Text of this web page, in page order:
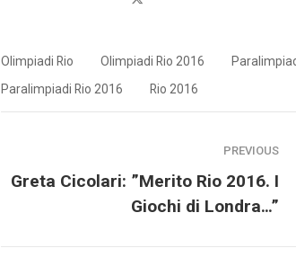
Olimpiadi Rio Olimpiadi Rio 2016
Paralimpiadi Rio 2016
Rio 2016
PREVIOUS
Greta Cicolari: ”Merito Rio 2016. I
Giochi di Londra…”